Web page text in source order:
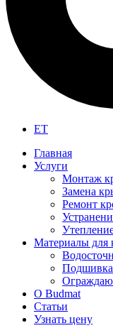
ET
Главная
Услуги
Монтаж
Замена
Ремонт
Материалы для
Подшивка
О Budmat
Статьи
Узнать цену